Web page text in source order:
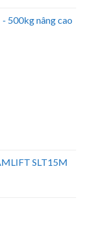
500kg nâng cao
SLT15M